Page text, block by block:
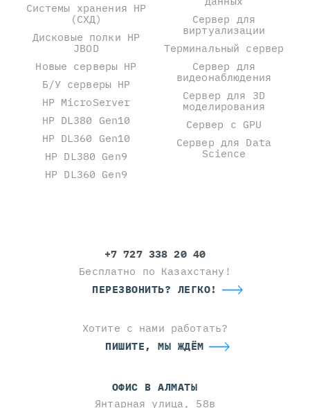
Системы хранения HP
(СХД)
Дисковые полки HP
JBOD
Новые серверы HP
Б/У серверы HP
HP MicroServer
HP DL380 Gen10
HP DL360 Gen10
HP DL380 Gen9
HP DL360 Gen9
Сервер для
виртуализации
Терминальный сервер
Сервер для
видеонаблюдения
Сервер для 3D
моделирования
Сервер с GPU
Сервер для Data
Science
+7 727 338 20 40
Бесплатно по Казахстану!
ПЕРЕЗВОНИТЬ? ЛЕГКО!
Хотите с нами работать?
ПИШИТЕ, МЫ ЖДЁМ
ОФИС В АЛМАТЫ
Янтарная улица, 58в